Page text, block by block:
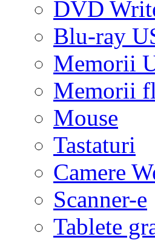
DVD
Blu-ray
Memorii
Memorii
Mouse
Tastaturi
Camere
Scanner-e
Tablete